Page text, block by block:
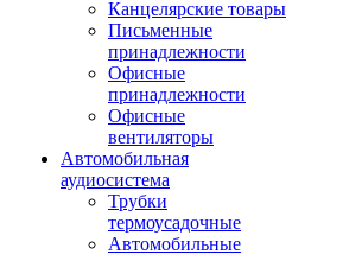
Канцелярские товары
Письменные
принадлежности
Офисные
принадлежности
Офисные
вентиляторы
Автомобильная
аудиосистема
Трубки
термоусадочные
Автомобильные